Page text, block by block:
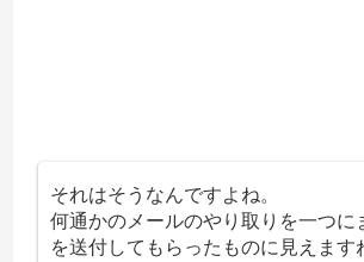
それはそうなんですよね。
何通かのメールのやり取りを一つに
を送付してもらったものに見えます